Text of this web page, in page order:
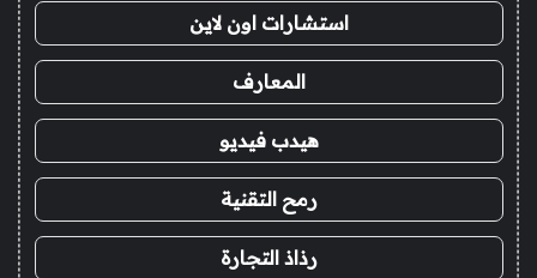
استشارات اون لاين
المعارف
هيدب فيديو
رمح التقنية
رذاذ التجارة